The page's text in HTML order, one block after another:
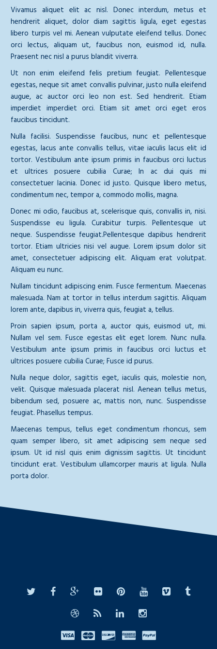
Vivamus aliquet elit ac nisl. Donec interdum, metus et
hendrerit aliquet, dolor diam sagittis ligula, eget egestas
libero turpis vel mi. Aenean vulputate eleifend tellus. Donec
orci lectus, aliquam ut, faucibus non, euismod id, nulla.
Praesent nec nisl a purus blandit viverra.
Ut non enim eleifend felis pretium feugiat. Pellentesque
egestas, neque sit amet convallis pulvinar, justo nulla eleifend
augue, ac auctor orci leo non est. Sed hendrerit. Etiam
imperdiet imperdiet orci. Etiam sit amet orci eget eros
faucibus tincidunt.
Nulla facilisi. Suspendisse faucibus, nunc et pellentesque
egestas, lacus ante convallis tellus, vitae iaculis lacus elit id
tortor. Vestibulum ante ipsum primis in faucibus orci luctus
et ultrices posuere cubilia Curae; In ac dui quis mi
consectetuer lacinia. Donec id justo. Quisque libero metus,
condimentum nec, tempor a, commodo mollis, magna.
Donec mi odio, faucibus at, scelerisque quis, convallis in, nisi.
Suspendisse eu ligula. Curabitur turpis. Pellentesque ut
neque. Suspendisse feugiat.Pellentesque dapibus hendrerit
tortor. Etiam ultricies nisi vel augue. Lorem ipsum dolor sit
amet, consectetuer adipiscing elit. Aliquam erat volutpat.
Aliquam eu nunc.
Nullam tincidunt adipiscing enim. Fusce fermentum. Maecenas
malesuada. Nam at tortor in tellus interdum sagittis. Aliquam
lorem ante, dapibus in, viverra quis, feugiat a, tellus.
Proin sapien ipsum, porta a, auctor quis, euismod ut, mi.
Nullam vel sem. Fusce egestas elit eget lorem. Nunc nulla.
Vestibulum ante ipsum primis in faucibus orci luctus et
ultrices posuere cubilia Curae; Fusce id purus.
Nulla neque dolor, sagittis eget, iaculis quis, molestie non,
velit. Quisque malesuada placerat nisl. Aenean tellus metus,
bibendum sed, posuere ac, mattis non, nunc. Suspendisse
feugiat. Phasellus tempus.
Maecenas tempus, tellus eget condimentum rhoncus, sem
quam semper libero, sit amet adipiscing sem neque sed
ipsum. Ut id nisl quis enim dignissim sagittis. Ut tincidunt
tincidunt erat. Vestibulum ullamcorper mauris at ligula. Nulla
porta dolor.